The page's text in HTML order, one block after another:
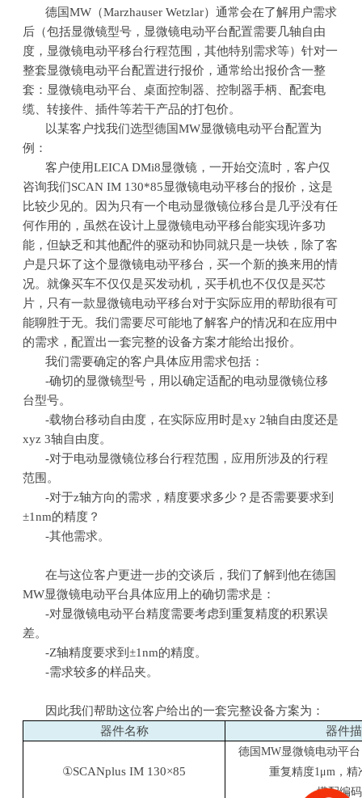
德国MW （Marzhauser Wetzlar）通常会在了解用户需求
后（包括显微镜型号，显微镜电动平台配置需要几轴自由
度，显微镜电动平移台行程范围，其他特别需求等）针对一
整套显微镜电动平台配置进行报价，通常给出报价含一整
套：显微镜电动平台、桌面控制器、控制器手柄、配套电
缆、转接件、插件等若干产品的打包价。
以某客户找我们选型德国MW显微镜电动平台配置为
例：
客户使用LEICA DMi8显微镜，一开始交流时，客户仅
咨询我们SCAN IM 130*85显微镜电动平移台的报价，这是
比较少见的。因为只有一个电动显微镜位移台是几乎没有任
何作用的，虽然在设计上显微镜电动平移台能实现许多功
能，但缺乏和其他配件的驱动和协同就只是一块铁，除了客
户是只坏了这个显微镜电动平移台，买一个新的换来用的情
况。就像买车不仅仅是买发动机，买手机也不仅仅是买芯
片，只有一款显微镜电动平移台对于实际应用的帮助很有可
能聊胜于无。我们需要尽可能地了解客户的情况和在应用中
的需求，配置出一套完整的设备方案才能给出报价。
我们需要确定的客户具体应用需求包括：
-确切的显微镜型号，用以确定适配的电动显微镜位移
台型号。
-载物台移动自由度，在实际应用时是xy 2轴自由度还是
xyz 3轴自由度。
-对于电动显微镜位移台行程范围，应用所涉及的行程
范围。
-对于z轴方向的需求，精度要求多少？是否需要要求到
±1nm的精度？
-其他需求。
在与这位客户更进一步的交谈后，我们了解到他在德国
MW显微镜电动平台具体应用上的确切需求是：
-对显微镜电动平台精度需要考虑到重复精度的积累误
差。
-Z轴精度要求到±1nm的精度。
-需求较多的样品夹。
因此我们帮助这位客户给出的一套完整设备方案为：
器件名称
器件
①SCANplus IM 130×85
德国MW显微镜电动平
重复精度1μm ，
搭配编